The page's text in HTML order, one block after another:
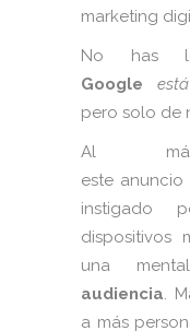
marketing
No has
Google
está
pero solo de
Al
este anuncio
instigado
dispositivos
una
audiencia.
a más